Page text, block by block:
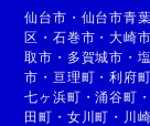
仙台市 ・ 仙台市青
区 ・石巻市 ・大崎市
取市 ・ 多賀城市 ・
市 ・ 亘理町 ・利府町
七ヶ浜町 ・涌谷町 ・
田町 ・ 女川町 ・ 川